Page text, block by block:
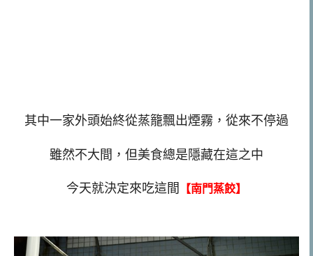
其中一家外頭始終從蒸籠飄出煙霧，從來不停過
雖然不大間，但美食總是隱藏在這之中
今天就決定來吃這間 【南門蒸餃】